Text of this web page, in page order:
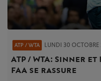
ATP / WTA LUNDI 30
ATP / WTA : Sinner
FAA se rassure